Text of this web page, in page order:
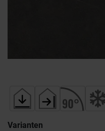
Varianten